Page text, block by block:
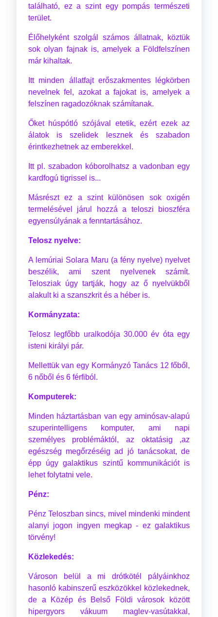
található, ez a szint egy pompás természeti
terület.
Élőhelyként szolgál számos állatnak, köztük
sok olyan fajnak is, amelyek a Földfelszínen
már kihaltak.
Itt minden állatfajt erőszakmentes légkörben
nevelnek fel, azokat a fajokat is, amelyek a
felszínen ragadozóknak számítanak.
Őket húspótló szójával etetik, ezért ezek az
álatok is szelidek lesznek és szabadon
érintkezhetnek az emberekkel.
Itt pl. szabadon kóborolhatsz a vadonban egy
kardfogú tigrissel is...
Másrészt ez a szint különösen sok oxigén
termelésével járul hozzá a teloszi bioszféra
egyensúlyának a fenntartásához.
Telosz nyelve:
A lemúriai Solara Maru (a fény nyelve) nyelvet
beszélik, ami szent nyelvenek számít.
Telosziak úgy tartják, hogy az ő nyelvükből
alakult ki a szanszkrit és a héber is.
Kormányzata:
Telosz legfőbb uralkodója 30.000 év óta egy
isteni királyi pár.
Mellettük van egy Kormányzó Tanács 12 főből,
6 nőből és 6 férfiból.
Komputerek:
Minden háztartásban van egy aminósav-alapú
szuperintelligens komputer, ami napi
személyes problémáktól, az oktatásig ,az
egészség megőrzéséig ad jó tanácsokat, de
épp úgy galaktikus szintű kommunikációt is
lehet folytatni vele.
Pénz:
Pénz Teloszban sincs, mivel mindenki mindent
alanyi jogon ingyen megkap - ez galaktikus
törvény!
Közlekedés:
Városon belül a mi drótkötél pályáinkhoz
hasonló kabinszerű eszközökkel közlekednek,
de a Közép és Belső Földi városok között
hipergyors vákuum maglev-vasútakkal,